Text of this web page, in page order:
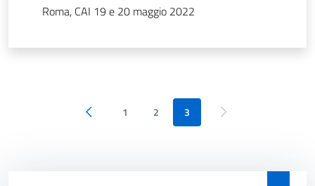
Roma, CAI 19 e 20 maggio 2022
Pagina precedente
1 2 3 Pagina successiva